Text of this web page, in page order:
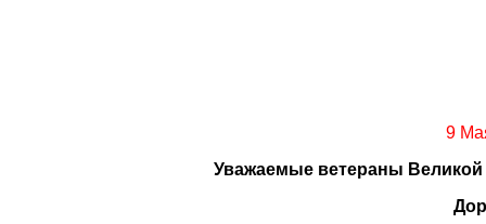
9
Уважаемые ветераны